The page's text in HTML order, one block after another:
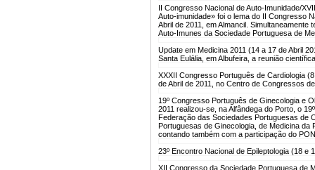
II Congresso Nacional de Auto-Imunidade/
Auto-imunidade» foi o lema do II Congresso
Abril de 2011, em Almancil.
Auto-Imunes da Sociedade Portuguesa de
Update em Medicina 2011 (14 a 17 de Abril
Santa Eulália, em Albufeira, a reunião
XXXII Congresso Português de Cardiologia
de Abril de 2011, no Centro de Congressos
19º Congresso Português de Ginecologia e
2011 realizou-se, na Alfândega do Porto, o
Federação das Sociedades Portuguesas de
Portuguesas de Ginecologia, de Medicina
contando também com a participação do
23º Encontro Nacional de Epileptologia (18 e
XII Congresso da Sociedade Portuguesa de